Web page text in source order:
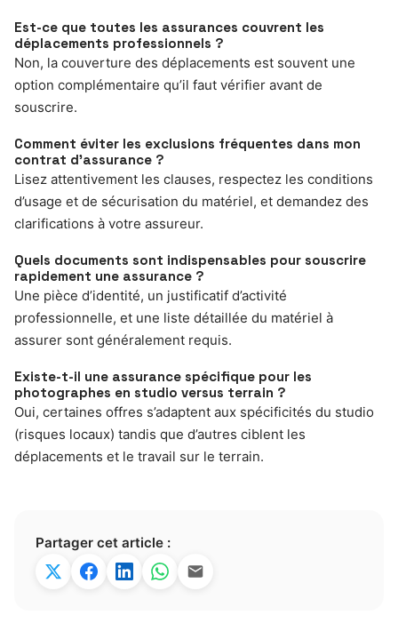
Est-ce que toutes les assurances couvrent les
déplacements professionnels ?
Non, la couverture des déplacements est souvent une
option complémentaire qu’il faut vérifier avant de
souscrire.
Comment éviter les exclusions fréquentes dans mon
contrat d’assurance ?
Lisez attentivement les clauses, respectez les conditions
d’usage et de sécurisation du matériel, et demandez des
clarifications à votre assureur.
Quels documents sont indispensables pour souscrire
rapidement une assurance ?
Une pièce d’identité, un justificatif d’activité
professionnelle, et une liste détaillée du matériel à
assurer sont généralement requis.
Existe-t-il une assurance spécifique pour les
photographes en studio versus terrain ?
Oui, certaines offres s’adaptent aux spécificités du studio
(risques locaux) tandis que d’autres ciblent les
déplacements et le travail sur le terrain.
Partager cet article :